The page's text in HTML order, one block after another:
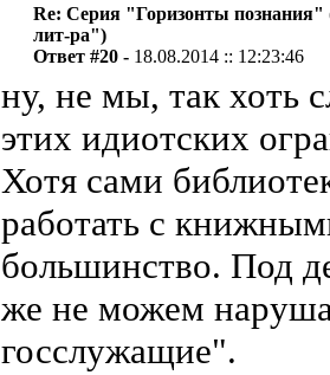
Re: Серия "Горизонты познания"
лит-ра")
Ответ #20 - 18.08.2014 :: 12:23:46
ну, не мы, так хоть
этих идиотских
Хотя сами
работать с
большинство. Под
же не можем
госслужащие".